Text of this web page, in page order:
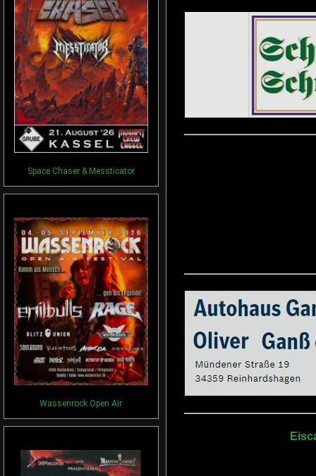
Space Chaser & Messticator
Wassenrock Open Air